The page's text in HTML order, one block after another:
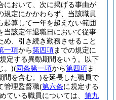
において、次に掲げる事由が
規定にかかわらず、当該職員
起算して一年を超えない範囲
当該定年退職日において従事
め、引き続き勤務させること
一項から第四項までの規定に
定する異動期間をいう。以下
。)(同条第一項から第四項ま
間を含む。)を延長した職員で
管理監督職(第六条に規定する
ている職員については、 第九